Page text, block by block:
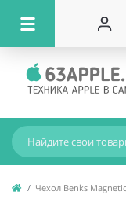
Чехол Benks